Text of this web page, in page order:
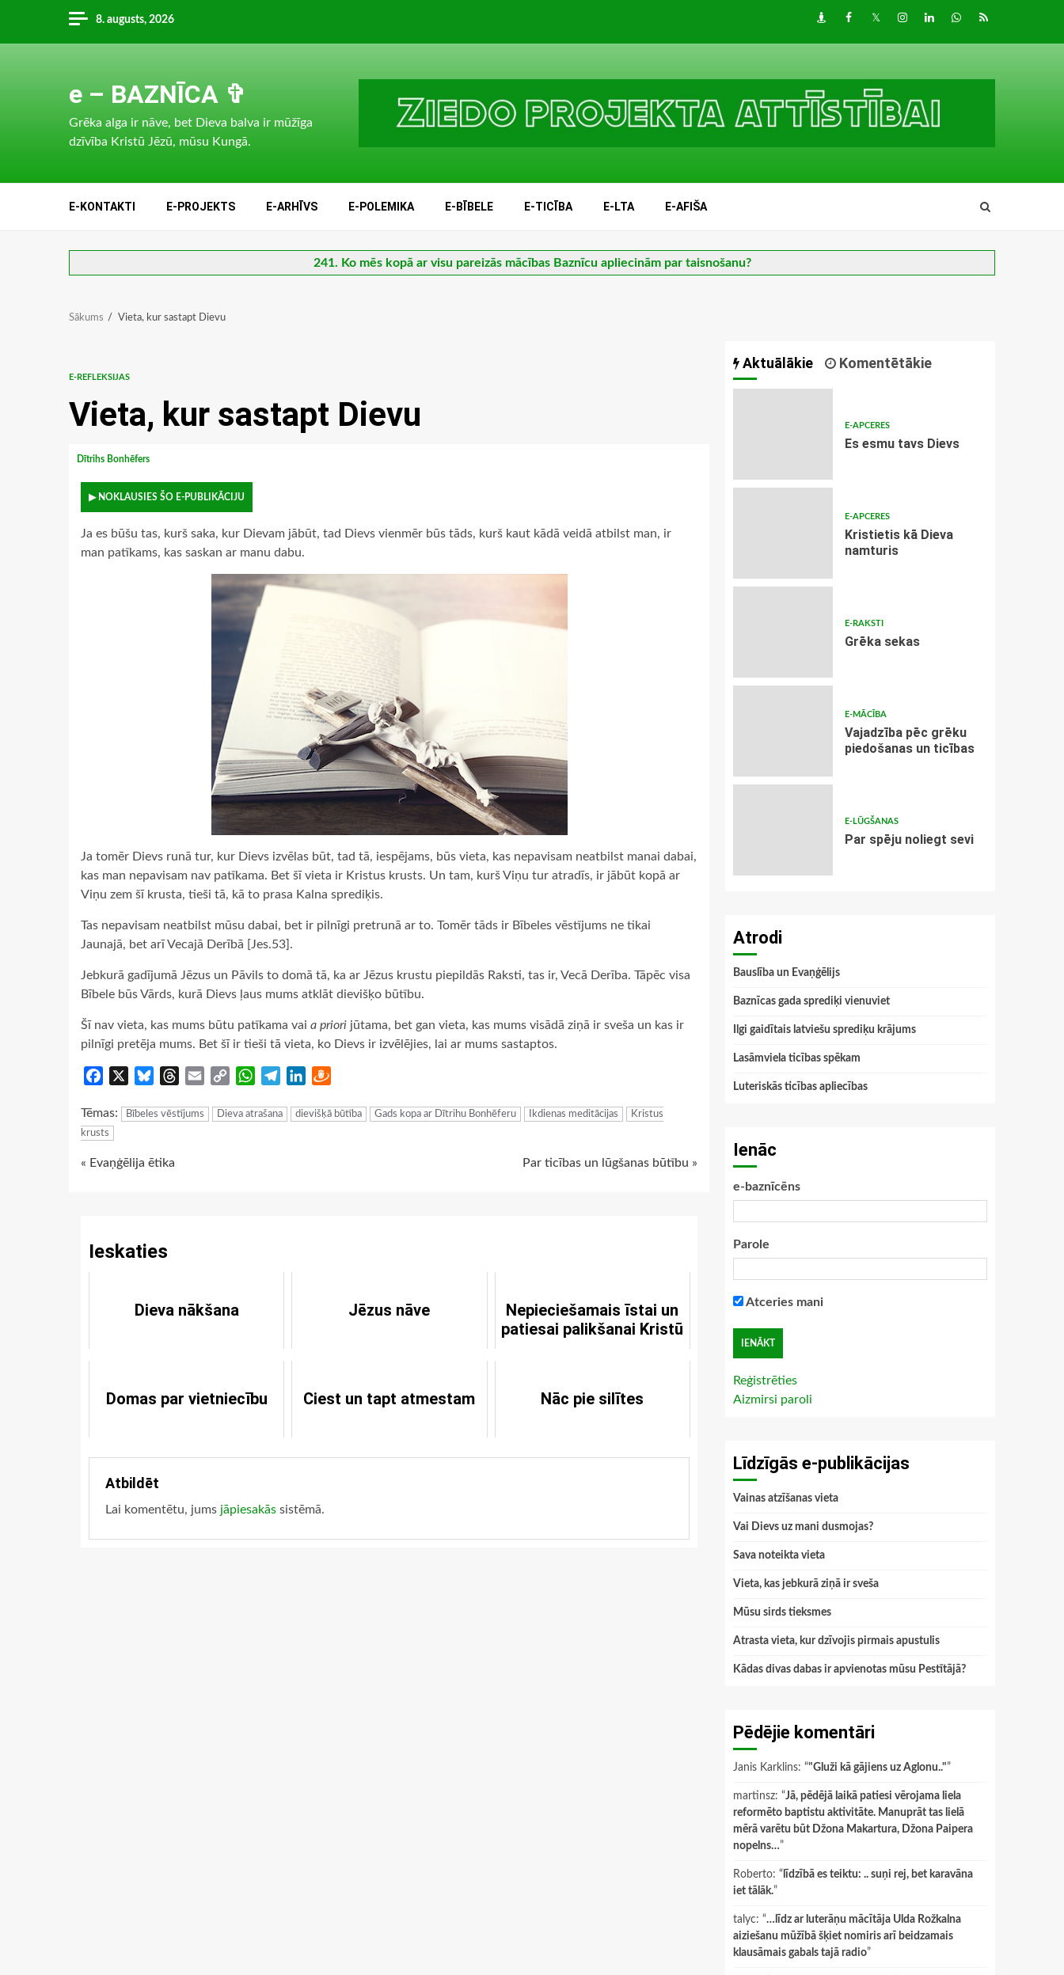
content
8. augusts, 2026 DraugiemFacebook
TwitterInstagram
LinkedInwhatsapp
RSS
e – BAZNĪCA ✞
Grēka alga ir nāve, bet Dieva balva ir mūžīga
dzīvība Kristū Jēzū, mūsu Kungā.
E-KONTAKTI E-PROJEKTS E-ARHĪVS E-POLEMIKA E-BĪBELE E-TICĪBA E-LTA E-AFIŠA
241. Ko mēs kopā ar visu pareizās mācības Baznīcu apliecinām par taisnošanu?
Sākums Vieta, kur sastapt Dievu
E-REFLEKSIJAS
Vieta, kur sastapt Dievu
Dītrihs Bonhēfers
▶ NOKLAUSIES ŠO E-PUBLIKĀCIJU
Ja es būšu tas, kurš saka, kur Dievam jābūt, tad Dievs vienmēr būs tāds, kurš kaut kādā veidā atbilst man, ir
man patīkams, kas saskan ar manu dabu.
Ja tomēr Dievs runā tur, kur Dievs izvēlas būt, tad tā, iespējams, būs vieta, kas nepavisam neatbilst manai dabai,
kas man nepavisam nav patīkama. Bet šī vieta ir Kristus krusts. Un tam, kurš Viņu tur atradīs, ir jābūt kopā ar
Viņu zem šī krusta, tieši tā, kā to prasa Kalna sprediķis.
Tas nepavisam neatbilst mūsu dabai, bet ir pilnīgi pretrunā ar to. Tomēr tāds ir Bībeles vēstījums ne tikai
Jaunajā, bet arī Vecajā Derībā [Jes.53].
Jebkurā gadījumā Jēzus un Pāvils to domā tā, ka ar Jēzus krustu piepildās Raksti, tas ir, Vecā Derība. Tāpēc visa
Bībele būs Vārds, kurā Dievs ļaus mums atklāt dievišķo būtību.
Šī nav vieta, kas mums būtu patīkama vai a priori jūtama, bet gan vieta, kas mums visādā ziņā ir sveša un kas ir
pilnīgi pretēja mums. Bet šī ir tieši tā vieta, ko Dievs ir izvēlējies, lai ar mums sastaptos.
Facebook BlueskyThreads
Email
Copy
WhatsApp
TelegramLinkedIn
Tēmas: Bībeles vēstījums Dieva atrašana dievišķā būtība Gads kopa ar Dītrihu Bonhēferu Ikdienas meditācijas
Kristus
krusts
Continue
« Evaņģēlija ētika Par ticības un lūgšanas būtību »
Ieskaties
Dieva nākšana Jēzus nāve
Nepieciešamais īstai un
patiesai palikšanai Kristū
Domas par vietniecību Ciest un tapt atmestam Nāc pie silītes
Atbildēt
Lai komentētu, jums jāpiesakās sistēmā.
Aktuālākie Komentētākie
E-APCERES
Es esmu tavs Dievs
E-APCERES
Kristietis kā Dieva
namturis
E-RAKSTI
Grēka sekas
E-MĀCĪBA
Vajadzība pēc grēku
piedošanas un ticības
E-LŪGŠANAS
Par spēju noliegt sevi
Atrodi
Bauslība un Evaņģēlijs
Baznīcas gada sprediķi vienuviet
Ilgi gaidītais latviešu sprediķu krājums
Lasāmviela ticības spēkam
Luteriskās ticības apliecības
Ienāc
e-baznīcēns
Parole
Atceries mani
Reģistrēties
Aizmirsi paroli
Līdzīgās e-publikācijas
Vainas atzīšanas vieta
Vai Dievs uz mani dusmojas?
Sava noteikta vieta
Vieta, kas jebkurā ziņā ir sveša
Mūsu sirds tieksmes
Atrasta vieta, kur dzīvojis pirmais apustulis
Kādas divas dabas ir apvienotas mūsu Pestītājā?
Pēdējie komentāri
Janis Karklins: “"Gluži kā gājiens uz Aglonu.."”
martinsz: “Jā, pēdējā laikā patiesi vērojama liela
reformēto baptistu aktivitāte. Manuprāt tas lielā
mērā varētu būt Džona Makartura, Džona Paipera
nopelns…”
Roberto: “ līdzībā es teiktu: .. suņi rej, bet karavāna
iet tālāk.”
talyc: “…līdz ar luterāņu mācītāja Ulda Rožkalna
aiziešanu mūžībā šķiet nomiris arī beidzamais
klausāmais gabals tajā radio”